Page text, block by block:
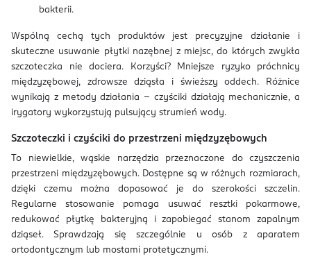
bakterii.
Wspólną cechą tych produktów jest precyzyjne działanie i
skuteczne usuwanie płytki nazębnej z miejsc, do których zwykła
szczoteczka nie dociera. Korzyści? Mniejsze ryzyko próchnicy
międzyzębowej, zdrowsze dziąsła i świeższy oddech. Różnice
wynikają z metody działania – czyściki działają mechanicznie, a
irygatory wykorzystują pulsujący strumień wody.
Szczoteczki i czyściki do przestrzeni międzyzębowych
To niewielkie, wąskie narzędzia przeznaczone do czyszczenia
przestrzeni międzyzębowych. Dostępne są w różnych rozmiarach,
dzięki czemu można dopasować je do szerokości szczelin.
Regularne stosowanie pomaga usuwać resztki pokarmowe,
redukować płytkę bakteryjną i zapobiegać stanom zapalnym
dziąseł. Sprawdzają się szczególnie u osób z aparatem
ortodontycznym lub mostami protetycznymi.